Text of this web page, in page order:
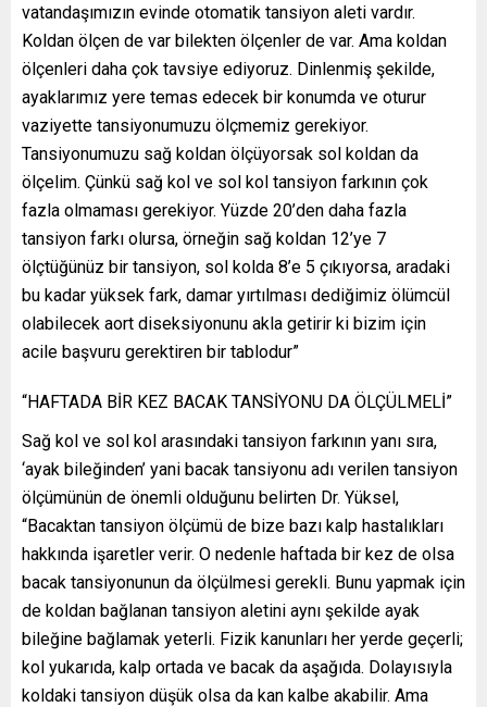
vatandaşımızın evinde otomatik tansiyon aleti vardır.
Koldan ölçen de var bilekten ölçenler de var. Ama koldan
ölçenleri daha çok tavsiye ediyoruz. Dinlenmiş şekilde,
ayaklarımız yere temas edecek bir konumda ve oturur
vaziyette tansiyonumuzu ölçmemiz gerekiyor.
Tansiyonumuzu sağ koldan ölçüyorsak sol koldan da
ölçelim. Çünkü sağ kol ve sol kol tansiyon farkının çok
fazla olmaması gerekiyor. Yüzde 20’den daha fazla
tansiyon farkı olursa, örneğin sağ koldan 12’ye 7
ölçtüğünüz bir tansiyon, sol kolda 8’e 5 çıkıyorsa, aradaki
bu kadar yüksek fark, damar yırtılması dediğimiz ölümcül
olabilecek aort diseksiyonunu akla getirir ki bizim için
acile başvuru gerektiren bir tablodur”
“HAFTADA BİR KEZ BACAK TANSİYONU DA ÖLÇÜLMELİ”
Sağ kol ve sol kol arasındaki tansiyon farkının yanı sıra,
‘ayak bileğinden’ yani bacak tansiyonu adı verilen tansiyon
ölçümünün de önemli olduğunu belirten Dr. Yüksel,
“Bacaktan tansiyon ölçümü de bize bazı kalp hastalıkları
hakkında işaretler verir. O nedenle haftada bir kez de olsa
bacak tansiyonunun da ölçülmesi gerekli. Bunu yapmak için
de koldan bağlanan tansiyon aletini aynı şekilde ayak
bileğine bağlamak yeterli. Fizik kanunları her yerde geçerli;
kol yukarıda, kalp ortada ve bacak da aşağıda. Dolayısıyla
koldaki tansiyon düşük olsa da kan kalbe akabilir. Ama